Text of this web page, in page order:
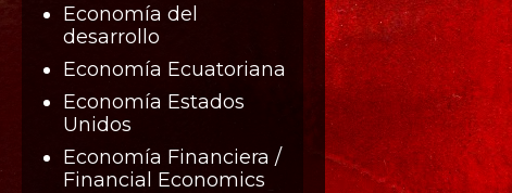
Economía del
desarrollo
Economía Ecuatoriana
Economía Estados
Unidos
Economía Financiera /
Financial Economics